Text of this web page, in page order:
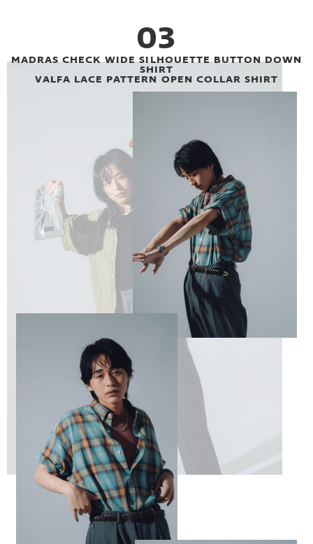
03
MADRAS CHECK WIDE SILHOUETTE BUTTON DOWN
SHIRT
VALFA LACE PATTERN OPEN COLLAR SHIRT